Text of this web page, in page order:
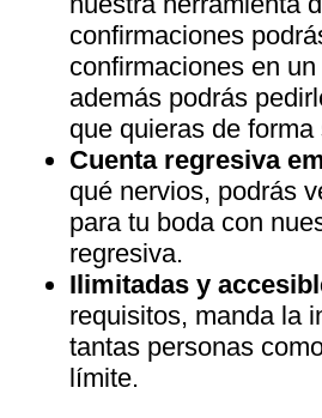
confirmaciones
confirmaciones en
además podrás
que quieras de forma
Cuenta regresiva
qué nervios, podrás
para tu boda con
regresiva.
Ilimitadas y
requisitos, manda la
tantas personas
límite.